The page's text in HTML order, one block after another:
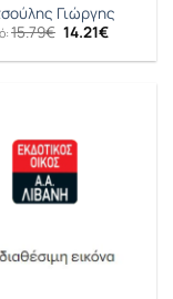
Γιώργης
15.79€ Original
was:
14.21€Η
τιμή